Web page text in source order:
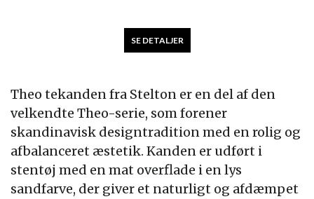
Theo tekanden fra Stelton er en del af den
velkendte Theo-serie, som forener
skandinavisk designtradition med en rolig og
afbalanceret æstetik. Kanden er udført i
stentøj med en mat overflade i en lys
sandfarve, der giver et naturligt og afdæmpet
SE DETALJER